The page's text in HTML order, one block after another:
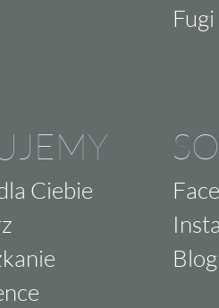
Ciebie
Blog